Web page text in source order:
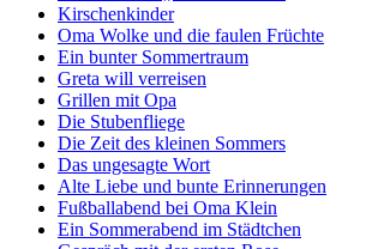
Kirschenkinder
Oma Wolke und die faulen Früchte
Ein bunter Sommertraum
Greta will verreisen
Grillen mit Opa
Die Stubenfliege
Die Zeit des kleinen Sommers
Das ungesagte Wort
Alte Liebe und bunte Erinnerungen
Fußballabend bei Oma Klein
Ein Sommerabend im Städtchen